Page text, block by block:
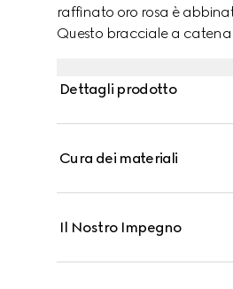
raffinato oro rosa è
Questo bracciale a catena
Dettagli prodotto
Cura dei materiali
Il Nostro Impegno